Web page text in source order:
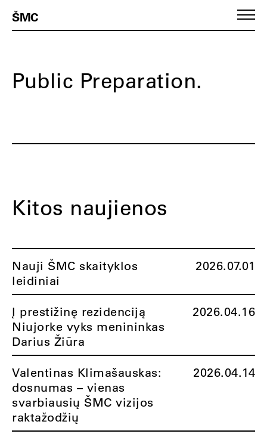
ŠMC
Public Preparation.
Kitos naujienos
Nauji ŠMC skaityklos
leidiniai
2026.07.01
Į prestižinę rezidenciją
Niujorke vyks menininkas
Darius Žiūra
2026.04.16
Valentinas Klimašauskas:
dosnumas – vienas
svarbiausių ŠMC vizijos
raktažodžių
2026.04.14